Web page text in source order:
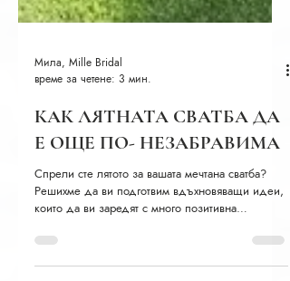
време за четене: 3 мин.
КАК ЛЯТНАТА СВАТБА ДА
Е ОЩЕ ПО- НЕЗАБРАВИМА
Спрели сте лятото за вашата мечтана сватба?